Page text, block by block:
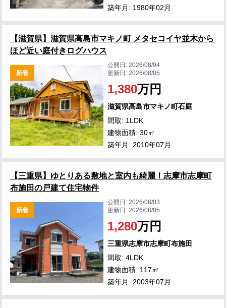
築年月: 1980年02月
【滋賀県】滋賀県高島市マキノ町 メタセコイヤ並木から
ほど近い庭付きログハウス
新着
公開日:2026/08/04
更新日:2026/08/05
1,380万円
滋賀県高島市マキノ町石庭
間取: 1LDK
建物面積: 30㎡
築年月: 2010年07月
【三重県】ゆとりある敷地と室内も綺麗！志摩市志摩町
布施田の戸建て住宅物件
新着
公開日:2026/08/03
更新日:2026/08/05
1,280万円
三重県志摩市志摩町布施田
間取: 4LDK
建物面積: 117㎡
築年月: 2003年07月